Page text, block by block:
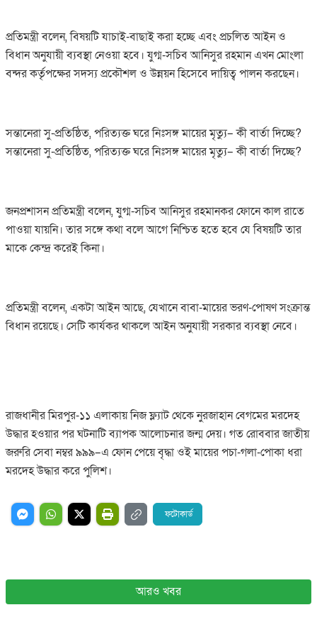
প্রতিমন্ত্রী বলেন, বিষয়টি যাচাই-বাছাই করা হচ্ছে এবং প্রচলিত আইন ও
বিধান অনুযায়ী ব্যবস্থা নেওয়া হবে। যুগ্ম-সচিব আনিসুর রহমান এখন মোংলা
বন্দর কর্তৃপক্ষের সদস্য প্রকৌশল ও উন্নয়ন হিসেবে দায়িত্ব পালন করছেন।
সন্তানেরা সু-প্রতিষ্ঠিত, পরিত্যক্ত ঘরে নিঃসঙ্গ মায়ের মৃত্যু– কী বার্তা দিচ্ছে?
সন্তানেরা সু-প্রতিষ্ঠিত, পরিত্যক্ত ঘরে নিঃসঙ্গ মায়ের মৃত্যু– কী বার্তা দিচ্ছে?
জনপ্রশাসন প্রতিমন্ত্রী বলেন, যুগ্ম-সচিব আনিসুর রহমানকর ফোনে কাল রাতে
পাওয়া যায়নি। তার সঙ্গে কথা বলে আগে নিশ্চিত হতে হবে যে বিষয়টি তার
মাকে কেন্দ্র করেই কিনা।
প্রতিমন্ত্রী বলেন, একটা আইন আছে, যেখানে বাবা-মায়ের ভরণ-পোষণ সংক্রান্ত
বিধান রয়েছে। সেটি কার্যকর থাকলে আইন অনুযায়ী সরকার ব্যবস্থা নেবে।
রাজধানীর মিরপুর-১১ এলাকায় নিজ ফ্ল্যাট থেকে নুরজাহান বেগমের মরদেহ
উদ্ধার হওয়ার পর ঘটনাটি ব্যাপক আলোচনার জন্ম দেয়। গত রোববার জাতীয়
জরুরি সেবা নম্বর ৯৯৯–এ ফোন পেয়ে বৃদ্ধা ওই মায়ের পচা-গলা-পোকা ধরা
মরদেহ উদ্ধার করে পুলিশ।
ফটোকার্ড
আরও খবর